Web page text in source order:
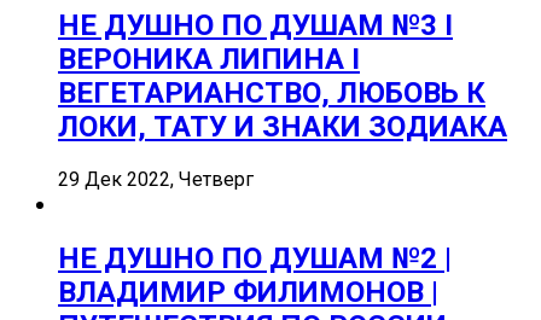
НЕ ДУШНО ПО ДУШАМ №3 I
ВЕРОНИКА ЛИПИНА I
ВЕГЕТАРИАНСТВО, ЛЮБОВЬ К
ЛОКИ, ТАТУ И ЗНАКИ ЗОДИАКА
29 Дек 2022, Четверг
НЕ ДУШНО ПО ДУШАМ №2 |
ВЛАДИМИР ФИЛИМОНОВ |